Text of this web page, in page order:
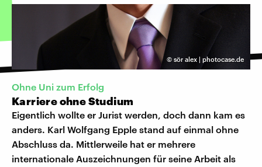
© sör alex | photocase.de
Ohne Uni zum Erfolg
Karriere ohne Studium
Eigentlich wollte er Jurist werden, doch dann kam es
anders. Karl Wolfgang Epple stand auf einmal ohne
Abschluss da. Mittlerweile hat er mehrere
internationale Auszeichnungen für seine Arbeit als